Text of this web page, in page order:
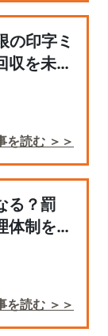
印字ミ
収を未然
を読む ＞＞
る？罰
体制を解
を読む ＞＞